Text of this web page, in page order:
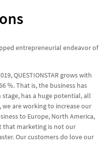
entrepreneurial endeavor of
QUESTIONSTAR grows with
%. That is, the business has
has a huge potential, all
are working to increase our
to Europe, North America,
that marketing is not our
Our customers do love our